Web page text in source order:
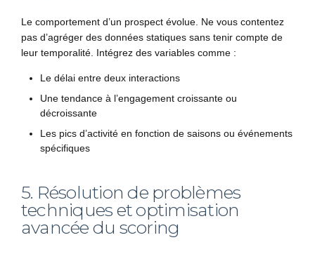
Le comportement d’un prospect évolue. Ne vous contentez
pas d’agréger des données statiques sans tenir compte de
leur temporalité. Intégrez des variables comme :
Le délai entre deux interactions
Une tendance à l’engagement croissante ou
décroissante
Les pics d’activité en fonction de saisons ou événements
spécifiques
5. Résolution de problèmes
techniques et optimisation
avancée du scoring